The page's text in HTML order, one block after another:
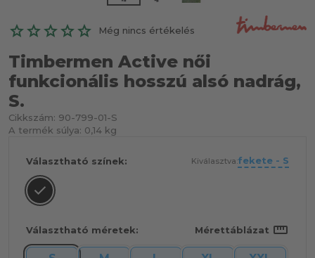
Még nincs értékelés
Timbermen Active női
funkcionális hosszú alsó nadrág,
S.
Cikkszám: 90-799-01-S
A termék súlya: 0,14 kg
Választható színek: Kiválasztva:fekete - S
Választható méretek: Mérettáblázat straighten